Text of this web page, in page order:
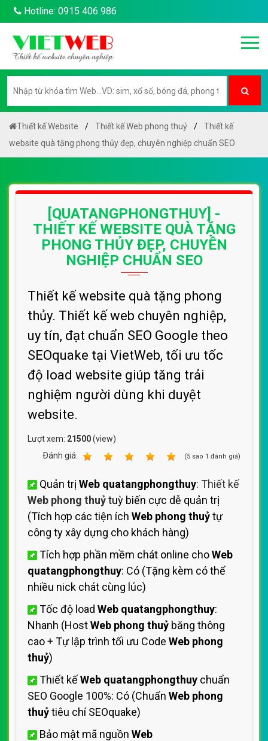
Hotline: 0915 406 986
Thiết kế Website Thiết kế Web phong thuỷ
Thiết kế
website quà tặng phong thủy đẹp, chuyên nghiệp chuẩn SEO
[QUATANGPHONGTHUY] -
THIẾT KẾ WEBSITE QUÀ TẶNG
PHONG THỦY ĐẸP, CHUYÊN
NGHIỆP CHUẨN SEO
Thiết kế website quà tặng phong
thủy. Thiết kế web chuyên nghiệp,
uy tín, đạt chuẩn SEO Google theo
SEOquake tại VietWeb, tối ưu tốc
độ load website giúp tăng trải
nghiệm người dùng khi duyệt
website.
Lượt xem: 21500(view)
Ðánh giá:
(5 sao 1 đánh giá)
Quản trị Web quatangphongthuy: Thiết kế
Web phong thuỷtuỳ biến cực dễ quản trị
(Tích hợp các tiện ích Web phong thuỷtự
công ty xây dựng cho khách hàng)
Tích hợp phần mềm chát online choWeb
quatangphongthuy: Có (Tặng kèm có thể
nhiều nick chát cùng lúc)
Tốc độ load Web quatangphongthuy:
Nhanh (HostWeb phong thuỷ băng thông
cao + Tự lập trình tối ưu Code Web phong
thuỷ)
Thiết kếWeb quatangphongthuy chuẩn
SEO Google 100%: Có (Chuẩn Web phong
thuỷtiêu chí SEOquake)
Bảo mật mã nguồn Web